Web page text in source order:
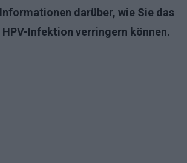
darüber, wie Sie das
HPV-Infektion verringern können.